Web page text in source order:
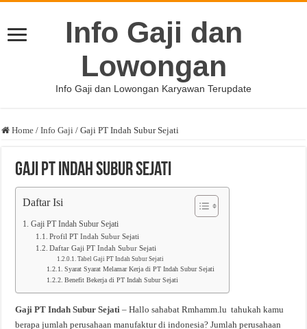
Info Gaji dan
Lowongan
Info Gaji dan Lowongan Karyawan Terupdate
Home / Info Gaji / Gaji PT Indah Subur Sejati
Gaji PT Indah Subur Sejati
Daftar Isi
Gaji PT Indah Subur Sejati
Profil PT Indah Subur Sejati
Daftar Gaji PT Indah Subur Sejati
Tabel Gaji PT Indah Subur Sejati
Syarat Syarat Melamar Kerja di PT Indah Subur Sejati
Benefit Bekerja di PT Indah Subur Sejati
Gaji PT Indah Subur Sejati – Hallo sahabat Rmhamm.lu tahukah kamu
berapa jumlah perusahaan manufaktur di indonesia? Jumlah perusahaan